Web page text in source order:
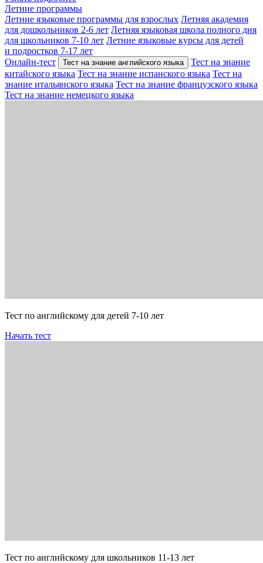
Летние программы
Летние языковые программы для взрослых Летняя академия
для дошкольников 2-6 лет Летняя языковая школа полного дня
для школьников 7-10 лет Летние языковые курсы для детей
и подростков 7-17 лет
Онлайн-тест
Тест на знание английского языка
Тест на знание
китайского языка Тест на знание испанского языка Тест на
знание итальянского языка Тест на знание французского языка
Тест на знание немецкого языка
Тест по английскому для детей 7-10 лет
Начать тест
Тест по английскому для школьников 11-13 лет